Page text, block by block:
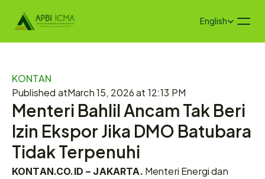
Select Language
English
KONTAN
Published atMarch 15, 2026 at 12:13 PM
Menteri Bahlil Ancam Tak Beri
Izin Ekspor Jika DMO Batubara
Tidak Terpenuhi
KONTAN.CO.ID – JAKARTA. Menteri Energi dan